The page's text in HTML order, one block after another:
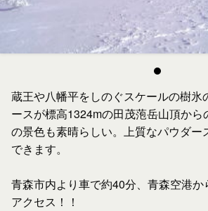
蔵王や八幡平をしのぐスケールの樹氷
ースが標高1324mの田茂萢岳山頂から
の景色も素晴らしい。上質なパウダー
できます。
青森市内より車で約40分、青森空港
アクセス！！